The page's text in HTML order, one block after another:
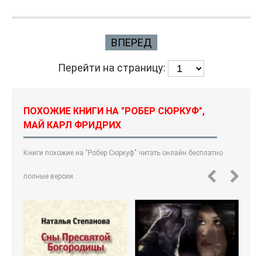
ВПЕРЕД
Перейти на страницу:
ПОХОЖИЕ КНИГИ НА "РОБЕР СЮРКУФ",
МАЙ КАРЛ ФРИДРИХ
Книги похожие на "Робер Сюркуф" читать онлайн бесплатно
полные версии.